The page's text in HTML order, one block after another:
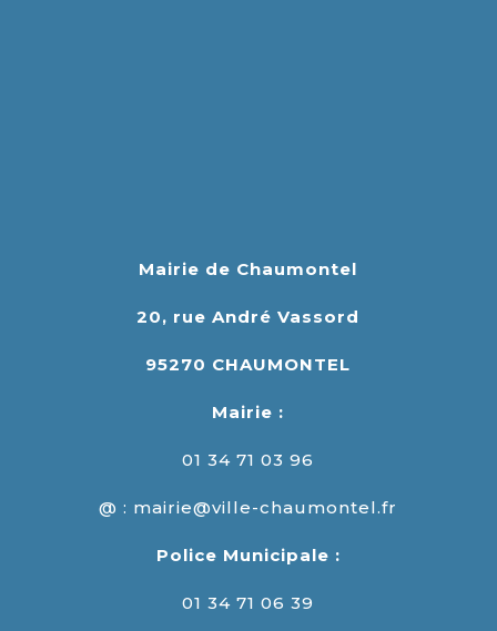
Mairie de Chaumontel
20, rue André Vassord
95270 CHAUMONTEL
Mairie :
01 34 71 03 96
@ : mairie@ville-chaumontel.fr
Police Municipale :
01 34 71 06 39